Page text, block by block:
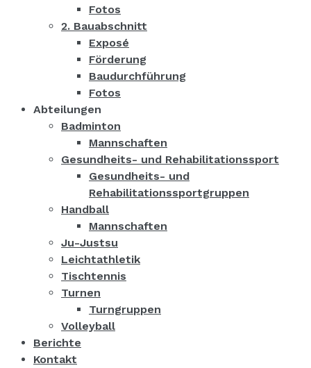
Fotos
2. Bauabschnitt
Exposé
Förderung
Baudurchführung
Fotos
Abteilungen
Badminton
Mannschaften
Gesundheits- und Rehabilitationssport
Gesundheits- und
Rehabilitationssportgruppen
Handball
Mannschaften
Ju-Justsu
Leichtathletik
Tischtennis
Turnen
Turngruppen
Volleyball
Berichte
Kontakt